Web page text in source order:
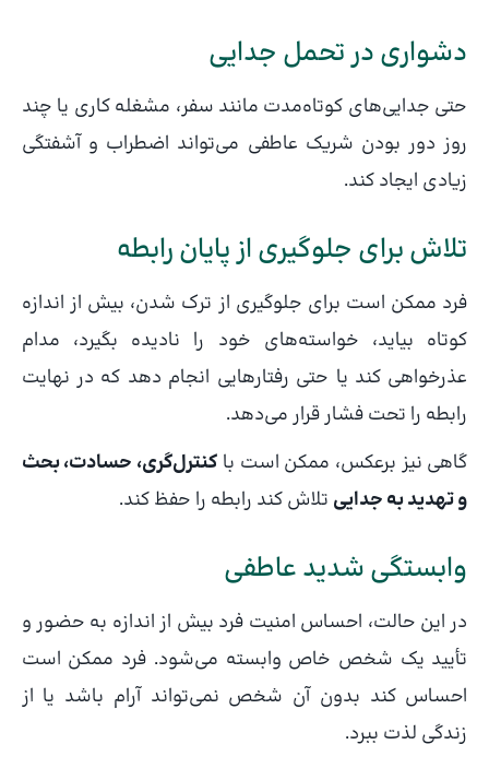
دشواری در تحمل جدایی
حتی جدایی‌های کوتاه‌مدت مانند سفر، مشغله کاری یا چند
روز دور بودن شریک عاطفی می‌تواند اضطراب و آشفتگی
زیادی ایجاد کند.
تلاش برای جلوگیری از پایان رابطه
فرد ممکن است برای جلوگیری از ترک شدن، بیش از اندازه
کوتاه بیاید، خواسته‌های خود را نادیده بگیرد، مدام
عذرخواهی کند یا حتی رفتارهایی انجام دهد که در نهایت
رابطه را تحت فشار قرار می‌دهد.
گاهی نیز برعکس، ممکن است با کنترل‌گری، حسادت، بحث
و تهدید به جدایی تلاش کند رابطه را حفظ کند.
وابستگی شدید عاطفی
در این حالت، احساس امنیت فرد بیش از اندازه به حضور و
تأیید یک شخص خاص وابسته می‌شود. فرد ممکن است
احساس کند بدون آن شخص نمی‌تواند آرام باشد یا از
زندگی لذت ببرد.